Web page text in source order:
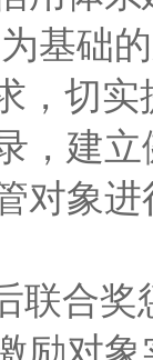
基础
，切
，建
对象
联合
励对象